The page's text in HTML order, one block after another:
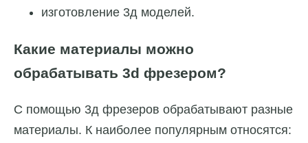
изготовление 3д моделей.
Какие материалы можно
обрабатывать 3d фрезером?
С помощью 3д фрезеров обрабатывают разные
материалы. К наиболее популярным относятся: